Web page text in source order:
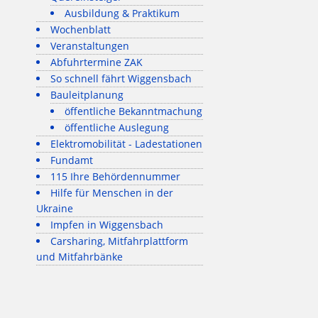
Ausbildung & Praktikum
Wochenblatt
Veranstaltungen
Abfuhrtermine ZAK
So schnell fährt Wiggensbach
Bauleitplanung
öffentliche Bekanntmachung
öffentliche Auslegung
Elektromobilität - Ladestationen
Fundamt
115 Ihre Behördennummer
Hilfe für Menschen in der
Ukraine
Impfen in Wiggensbach
Carsharing, Mitfahrplattform
und Mitfahrbänke